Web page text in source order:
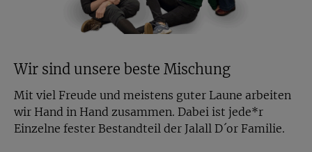
Wir sind unsere beste Mischung
Mit viel Freude und meistens guter Laune arbeiten
wir Hand in Hand zusammen. Dabei ist jede*r
Einzelne fester Bestandteil der Jalall D´or Familie.